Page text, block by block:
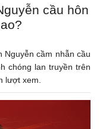
cầu hôn
Nguyễn cầm nhẫn cầu
chóng lan truyền trên
lượt xem.